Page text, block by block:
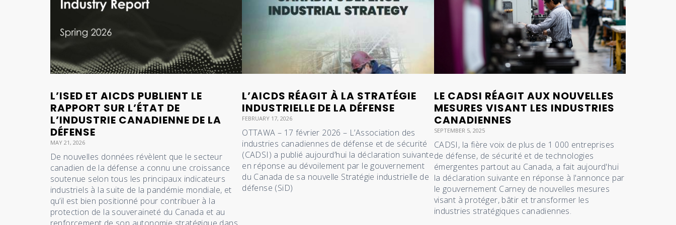
L’ISED ET AICDS PUBLIENT LE
RAPPORT SUR L’ÉTAT DE
L’INDUSTRIE CANADIENNE DE LA
DÉFENSE
MAY 21, 2026
De nouvelles données révèlent que le secteur
canadien de la défense a connu une croissance
soutenue selon tous les principaux indicateurs
industriels à la suite de la pandémie mondiale, et
qu’il est bien positionné pour contribuer à la
protection de la souveraineté du Canada et au
L’AICDS RÉAGIT À LA STRATÉGIE
INDUSTRIELLE DE LA DÉFENSE
FEBRUARY 17, 2026
OTTAWA – 17 février 2026 – L’Association des
industries canadiennes de défense et de sécurité
(CADSI) a publié aujourd’hui la déclaration suivante
en réponse au dévoilement par le gouvernement
du Canada de sa nouvelle Stratégie industrielle de
défense (SiD)
LE CADSI RÉAGIT AUX NOUVELLES
MESURES VISANT LES INDUSTRIES
CANADIENNES
SEPTEMBER 5, 2025
CADSI, la fière voix de plus de 1 000 entreprises
de défense, de sécurité et de technologies
émergentes partout au Canada, a fait aujourd'hui
la déclaration suivante en réponse à l'annonce par
le gouvernement Carney de nouvelles mesures
visant à protéger, bâtir et transformer les
industries stratégiques canadiennes.